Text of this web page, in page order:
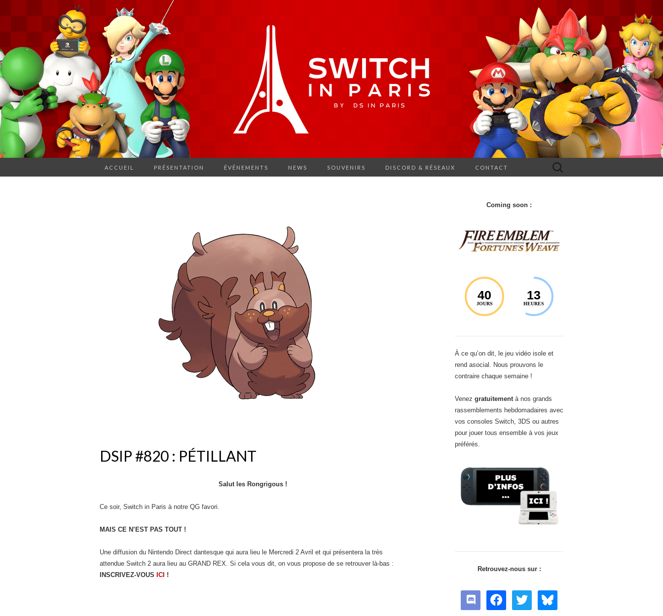
ACCUEIL PRÉSENTATION ÉVÉNEMENTS NEWS SOUVENIRS DISCORD & RÉSEAUX CONTACT Rechercher :
DSIP #820 : PÉTILLANT
Salut les Rongrigous !
Ce soir, Switch in Paris à notre QG favori.
MAIS CE N’EST PAS TOUT !
Une diffusion du Nintendo Direct dantesque qui aura lieu le Mercredi 2 Avril et qui présentera la très
attendue Switch 2 aura lieu au GRAND REX. Si cela vous dit, on vous propose de se retrouver là-bas :
NSCRIVEZ-VOUS ICI !
Coming soon :
40
JOURS
13
HEURES
À ce qu’on dit, le jeu vidéo isole et
rend asocial. Nous prouvons le
contraire chaque semaine !
Venez gratuitementà nos grands
rassemblements hebdomadaires avec
vos consoles Switch, 3DS ou autres
pour jouer tous ensemble à vos jeux
préférés.
Retrouvez-nous sur :
discord facebook twitter bluesky